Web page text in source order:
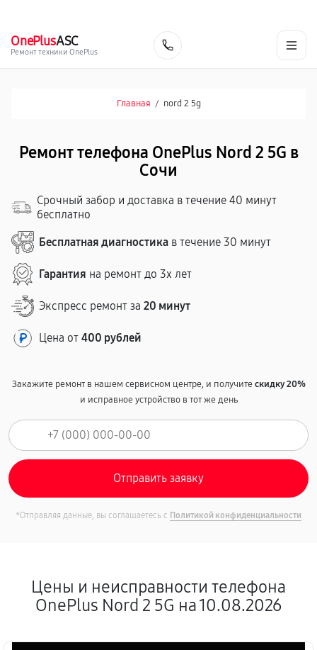
OnePlusASC
Ремонт техники OnePlus
Главная / nord 2 5g
Ремонт телефона OnePlus Nord 2 5G в
Сочи
Срочный забор и доставка в течение 40 минут
бесплатно
Бесплатная диагностика в течение 30 минут
Гарантия на ремонт до 3х лет
Экспресс ремонт за 20 минут
Цена от 400 рублей
Закажите ремонт в нашем сервисном центре, и получитескидку 20%
и исправное устройство в тот же день
*Отправляя данные, вы соглашаетесь с Политикой конфиденциальности
Цены и неисправности телефона
OnePlus Nord 2 5G на 10.08.2026